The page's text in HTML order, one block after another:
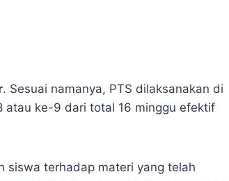
. Sesuai namanya, PTS dilaksanakan di
atau ke-9 dari total 16 minggu efektif
siswa terhadap materi yang telah